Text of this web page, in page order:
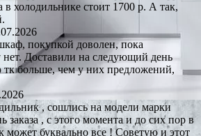
в холодильнике стоит 1700 р. А так,
покупкой доволен, пока
нет. Доставили на следующий день
тк больше, чем у них предложений,
, сошлись на модели марки
заказа , с этого момента и до сих пор в
может буквально все ! Советую и этот